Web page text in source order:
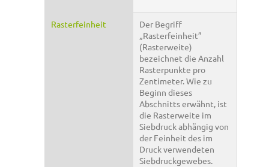
Rasterfeinheit
Der Begriff
„Rasterfeinheit”
(Rasterweite)
bezeichnet die Anzahl
Rasterpunkte pro
Zentimeter. Wie zu
Beginn dieses
Abschnitts erwähnt, ist
die Rasterweite im
Siebdruck abhängig von
der Feinheit des im
Druck verwendeten
Siebdruckgewebes.